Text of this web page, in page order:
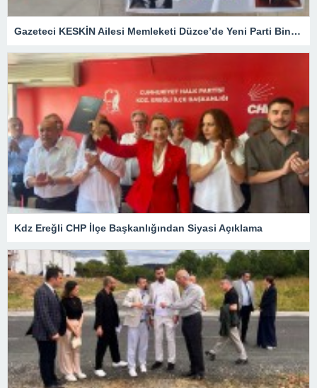
Gazeteci KESKİN Ailesi Memleketi Düzce’de Yeni Parti Binasını Ziyaret Etti
Kdz Ereğli CHP İlçe Başkanlığından Siyasi Açıklama